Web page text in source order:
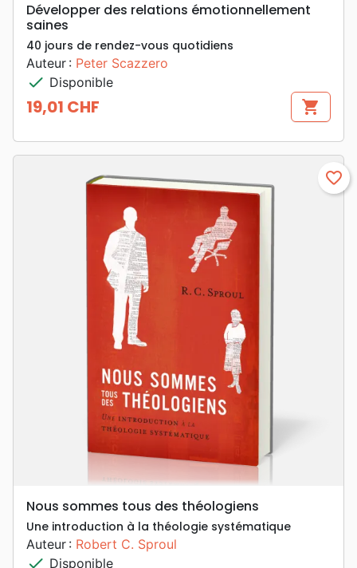
Développer des relations émotionnellement
saines
40 jours de rendez-vous quotidiens
Auteur : Peter Scazzero
check Disponible
Prix
19,01 CHF shopping_cart
favorite_border
Nous sommes tous des théologiens
Une introduction à la théologie systématique
Auteur : Robert C. Sproul
check Disponible